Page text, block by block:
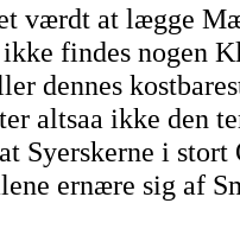
værdt at lægge
findes nogen
dennes
altsaa ikke den
Syerskerne i stort
ernære sig af